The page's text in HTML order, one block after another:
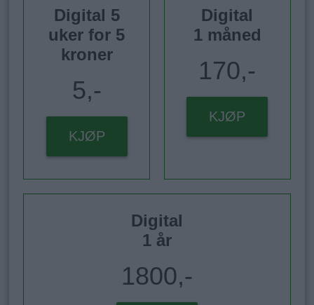
Digital 5
uker for 5
kroner
5,-
KJØP
Digital
1 måned
170,-
KJØP
Digital
1 år
1800,-